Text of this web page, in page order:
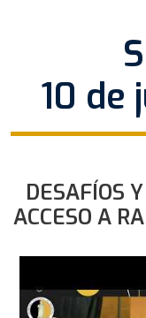
10 de
DESAFÍOS
ACCESO A